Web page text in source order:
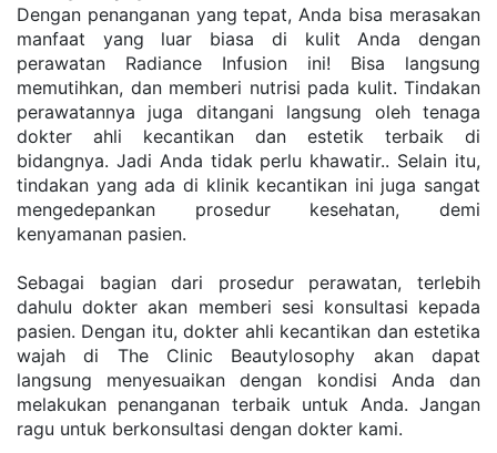
Dengan penanganan yang tepat, Anda bisa merasakan
manfaat yang luar biasa di kulit Anda dengan
perawatan Radiance Infusion ini! Bisa langsung
memutihkan, dan memberi nutrisi pada kulit. Tindakan
perawatannya juga ditangani langsung oleh tenaga
dokter ahli kecantikan dan estetik terbaik di
bidangnya. Jadi Anda tidak perlu khawatir.. Selain itu,
tindakan yang ada di klinik kecantikan ini juga sangat
mengedepankan prosedur kesehatan, demi
kenyamanan pasien.
Sebagai bagian dari prosedur perawatan, terlebih
dahulu dokter akan memberi sesi konsultasi kepada
pasien. Dengan itu, dokter ahli kecantikan dan estetika
wajah di The Clinic Beautylosophy akan dapat
langsung menyesuaikan dengan kondisi Anda dan
melakukan penanganan terbaik untuk Anda. Jangan
ragu untuk berkonsultasi dengan dokter kami.